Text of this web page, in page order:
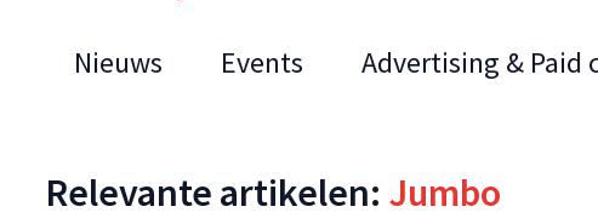
Nieuws Events Advertising & Paid
Relevante artikelen: Jumbo